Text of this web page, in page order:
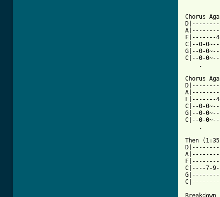
Chorus
F|-------
C|--0-
G|--0-
C|--0-
.
Chorus
F|-------
C|--0-
G|--0-
C|--0-
.
Then
C|----7-